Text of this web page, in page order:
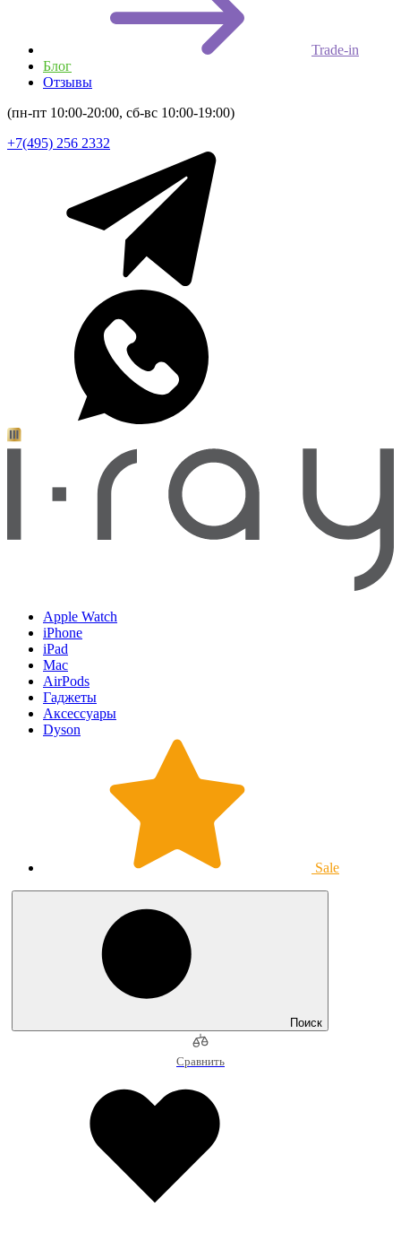
Trade-in
Блог
Отзывы
(пн-пт 10:00-20:00, сб-вс 10:00-19:00)
+7(495) 256 2332
Apple Watch
iPhone
iPad
Mac
AirPods
Гаджеты
Аксессуары
Dyson
Sale
Поиск
Сравнить